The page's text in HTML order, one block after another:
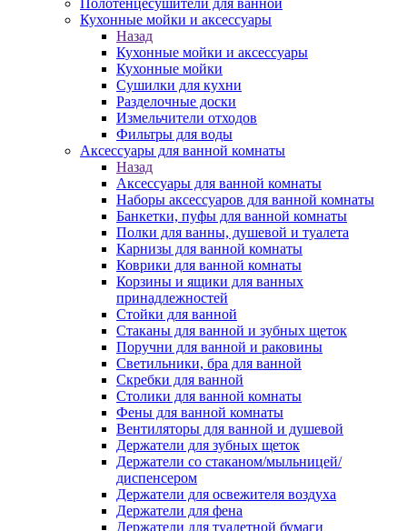
Полотенцесушители для ванной
Кухонные мойки и аксессуары
Назад
Кухонные мойки и аксессуары
Кухонные мойки
Сушилки для кухни
Разделочные доски
Измельчители отходов
Фильтры для воды
Аксессуары для ванной комнаты
Назад
Аксессуары для ванной комнаты
Наборы аксессуаров для ванной комнаты
Банкетки, пуфы для ванной комнаты
Полки для ванны, душевой и туалета
Карнизы для ванной комнаты
Коврики для ванной комнаты
Корзины и ящики для ванных
принадлежностей
Стойки для ванной
Стаканы для ванной и зубных щеток
Поручни для ванной и раковины
Светильники, бра для ванной
Скребки для ванной
Столики для ванной комнаты
Фены для ванной комнаты
Вентиляторы для ванной и душевой
Держатели для зубных щеток
Держатели со стаканом/мыльницей/
диспенсером
Держатели для освежителя воздуха
Держатели для фена
Держатели для туалетной бумаги